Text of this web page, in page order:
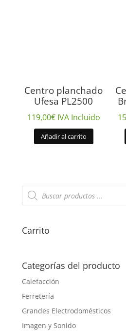
Centro planchado
Ufesa PL2500
119,00€ IVA Incluido
Añadir al carrito
Búsqueda
de
productos
Carrito
Categorías del producto
Calefacción
Ferretería
Grandes Electrodomésticos
Imagen y Sonido